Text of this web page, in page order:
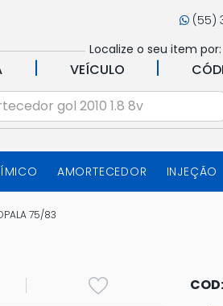
(55)
Localize o seu item por:
| VEÍCULO |
AMORTECEDOR INJEÇÃO
75/83
COD: